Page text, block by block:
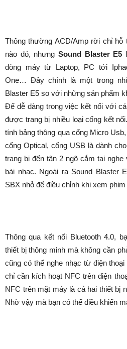
Thông thường ACD/Amp rời chỉ hỗ
nào đó, nhưngSound Blaster E5
dòng máy từ Laptop, PC tới
One… Đây chính là một trong
Blaster E5 so với những sản phẩm
Để dễ dàng trong việc kết nối với
được trang bị nhiều loại cổng kết
tính bảng thông qua cổng Micro
cổng Optical, cổng USB là dành
trang bị đến tận 2 ngõ cắm tai
bài nhạc. Ngoài ra Sound Blaster
SBX nhỏ để điều chỉnh khi xem
Thông qua kết nối Bluetooth 4.0,
thiết bị thông minh mà không cần
cũng có thể nghe nhạc từ điện
chỉ cần kích hoạt NFC trên điện
NFC trên mặt máy là cả hai thiết bị
Nhờ vậy mà bạn có thể điều khiển